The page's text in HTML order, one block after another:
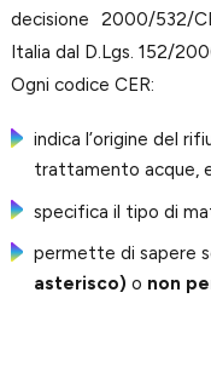
decisione 2000/532/
Italia dal D.Lgs. 152/
Ogni codice CER:
indica l’origine del
trattamento acque,
specifica il tipo di
permette di sapere
asterisco) o non